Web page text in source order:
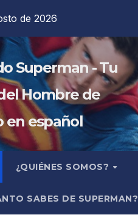
de 2026
Superman - Tu
Hombre de
en español
¿QUIÉNES SOMOS?
SABES DE SUPERMAN?